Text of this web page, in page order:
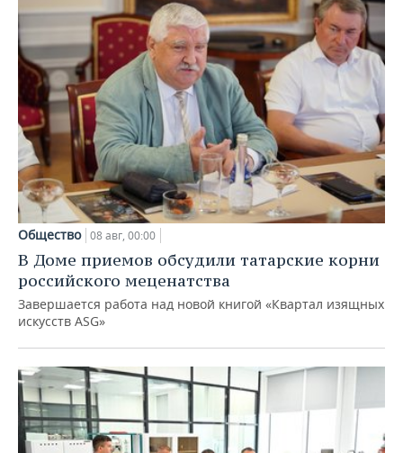
Общество 08 авг, 00:00
В Доме приемов обсудили татарские корни
российского меценатства
Завершается работа над новой книгой «Квартал изящных
искусств ASG»